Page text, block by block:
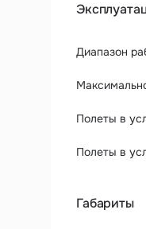
Диапазон
Полеты в
Полеты в
Габариты